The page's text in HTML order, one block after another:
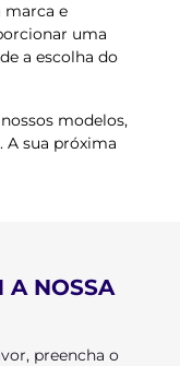
marca e
uma
a escolha do
modelos,
A sua próxima
A NOSSA
preencha o